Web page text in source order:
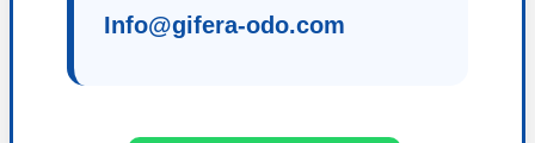
Info@gifera-odo.com